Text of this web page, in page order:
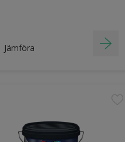
Jämföra